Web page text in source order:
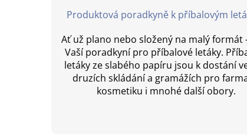
Produktová poradkyně k příbalovým
Ať už plano nebo složený na malý formát
Vaší poradkyní pro příbalové letáky.
letáky ze slabého papíru jsou k dostání
druzích skládání a gramážích pro
kosmetiku i mnohé další obory.